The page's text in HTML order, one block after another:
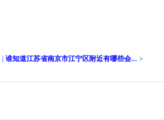
谁知道江苏省南京市江宁区附近有哪些会... >